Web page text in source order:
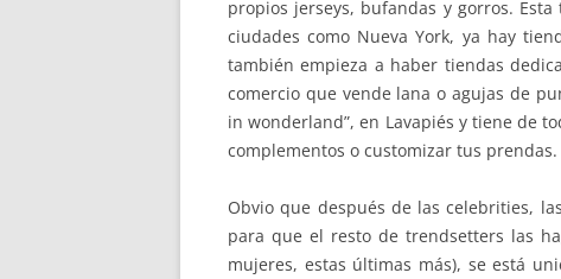
propios jerseys, bufandas y gorros.
ciudades como Nueva York, ya hay
también empieza a haber tiendas
comercio que vende lana o agujas de
in wonderland”, en Lavapiés y tiene de
complementos o customizar tus
Obvio que después de las celebrities,
para que el resto de trendsetters las
mujeres, estas últimas más), se está